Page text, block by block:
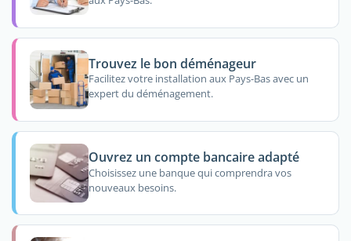
Trouvez le bon déménageur
Facilitez votre installation aux Pays-Bas avec un
expert du déménagement.
Ouvrez un compte bancaire adapté
Choisissez une banque qui comprendra vos
nouveaux besoins.